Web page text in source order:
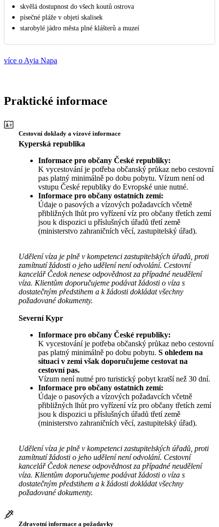
skvělá dostupnost do všech koutů ostrova
písečné pláže v objetí skalisek
starobylé jádro města plné klášterů a muzeí
více o Ayia Napa
Praktické informace
Cestovní doklady a vízové informace
Kyperská republika
Informace pro občany České republiky:
K vycestování je potřeba občanský průkaz nebo cestovní
pas platný minimálně po dobu pobytu. Vízum není od
vstupu České republiky do Evropské unie nutné.
Informace pro občany ostatních zemí:
Údaje o pasových a vízových požadavcích včetně
přibližných lhůt pro vyřízení víz pro občany třetích zemí
jsou k dispozici u příslušných úřadů třetí země
(ministerstvo zahraničních věcí, zastupitelský úřad).
Udělení víza je plně v kompetenci zastupitelských úřadů, proti
zamítnutí žádosti o jeho udělení není odvolání. Cestovní
kancelář Čedok nenese odpovědnost za případné neudělení
víza. Klientům doporučujeme podávat žádosti o víza s
dostatečným předstihem a k žádosti dokládat všechny
požadované dokumenty.
Severní Kypr
Informace pro občany České republiky:
K vycestování je potřeba občanský průkaz nebo cestovní
pas platný minimálně po dobu pobytu. S ohledem na
situaci v zemi však doporučujeme cestovat na
cestovní pas.
Vízum není nutné pro turistický pobyt kratší než 30 dní.
Informace pro občany ostatních zemí:
Údaje o pasových a vízových požadavcích včetně
přibližných lhůt pro vyřízení víz pro občany třetích zemí
jsou k dispozici u příslušných úřadů třetí země
(ministerstvo zahraničních věcí, zastupitelský úřad).
Udělení víza je plně v kompetenci zastupitelských úřadů, proti
zamítnutí žádosti o jeho udělení není odvolání. Cestovní
kancelář Čedok nenese odpovědnost za případné neudělení
víza. Klientům doporučujeme podávat žádosti o víza s
dostatečným předstihem a k žádosti dokládat všechny
požadované dokumenty.
Zdravotní informace a požadavky